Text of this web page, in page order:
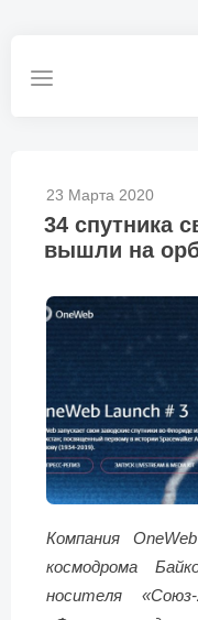
23 Марта 2020
34 спутника
вышли на
Компания
космодрома
носителя